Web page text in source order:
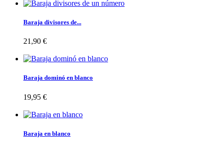
Baraja divisores de...
21,90 €
Baraja dominó en blanco
19,95 €
Baraja en blanco